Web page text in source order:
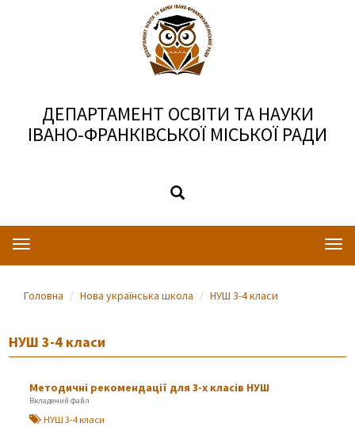
ДЕПАРТАМЕНТ ОСВІТИ ТА НАУКИ
ІВАНО-ФРАНКІВСЬКОЇ МІСЬКОЇ РАДИ
Toggle
Головна Нова українська школа НУШ 3-4 класи
НУШ 3-4 класи
Методичні рекомендації для 3-х класів НУШ
Вкладений файл
НУШ 3-4 класи